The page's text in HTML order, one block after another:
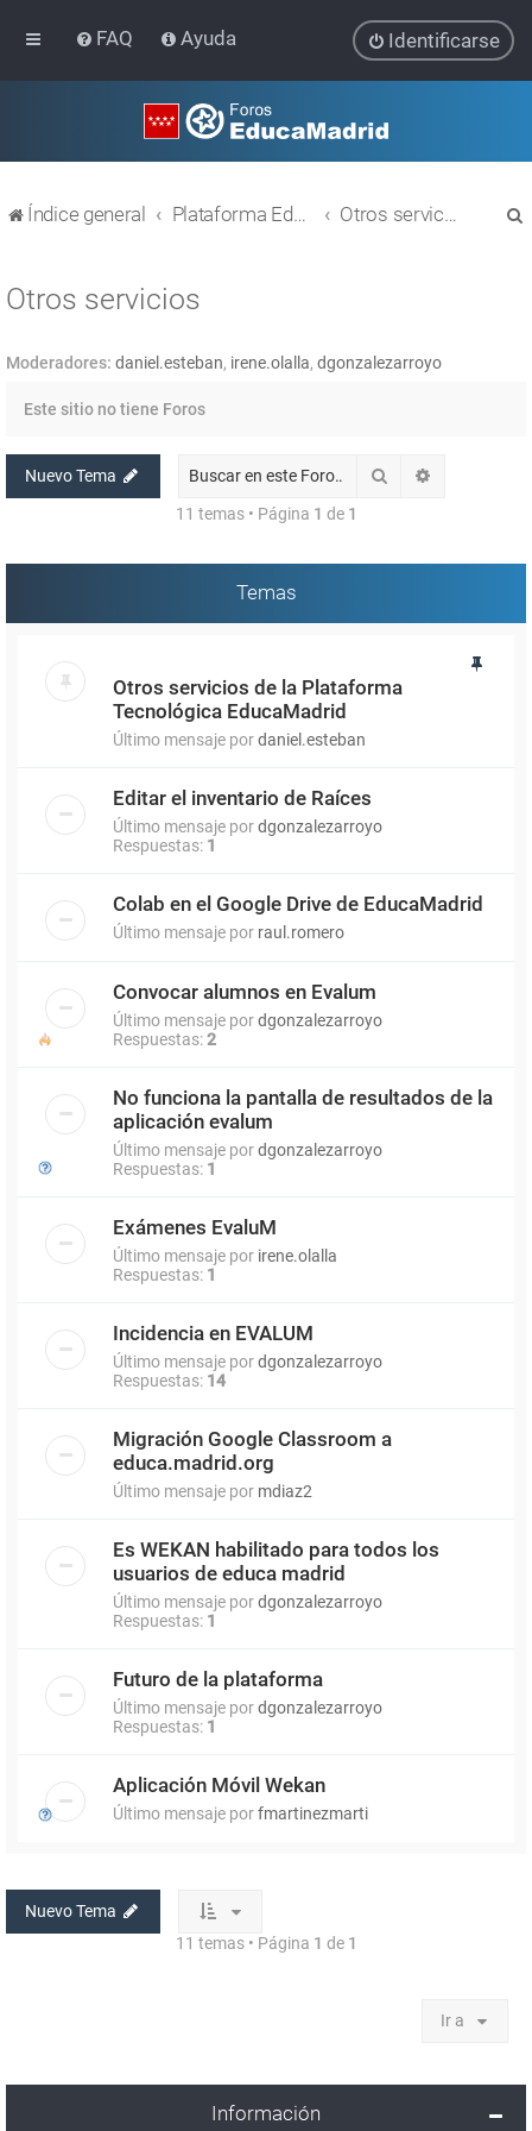
FAQ Ayuda Identificarse
Índice general Plataforma Educativa EducaMadrid Otros servicios
Otros servicios
Moderadores: daniel.esteban, irene.olalla, dgonzalezarroyo
Este sitio no tiene Foros
Nuevo Tema Buscar
11 temas • Página 1 de 1
Temas
Otros servicios de la Plataforma
Tecnológica EducaMadrid
Último mensaje pordaniel.esteban
Editar el inventario de Raíces
Último mensaje pordgonzalezarroyo
Respuestas: 1
Colab en el Google Drive de EducaMadrid
Último mensaje por raul.romero
Convocar alumnos en Evalum
Último mensaje pordgonzalezarroyo
Respuestas:2
No funciona la pantalla de resultados de la
aplicación evalum
Último mensaje pordgonzalezarroyo
Respuestas: 1
Exámenes EvaluM
Último mensaje por irene.olalla
Respuestas: 1
Incidencia en EVALUM
Último mensaje pordgonzalezarroyo
Respuestas: 14
Migración Google Classroom a
educa.madrid.org
Último mensaje por mdiaz2
Es WEKAN habilitado para todos los
usuarios de educa madrid
Último mensaje pordgonzalezarroyo
Respuestas: 1
Futuro de la plataforma
Último mensaje pordgonzalezarroyo
Respuestas: 1
Aplicación Móvil Wekan
Último mensaje porfmartinezmarti
Nuevo Tema
11 temas • Página 1 de 1
Ir a
Información